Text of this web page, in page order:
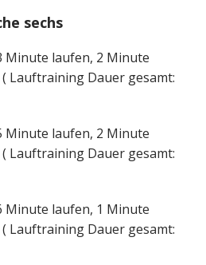
sechs
Minute laufen, 2 Minute
Lauftraining Dauer gesamt:
Minute laufen, 2 Minute
Lauftraining Dauer gesamt:
Minute laufen, 1 Minute
Lauftraining Dauer gesamt: